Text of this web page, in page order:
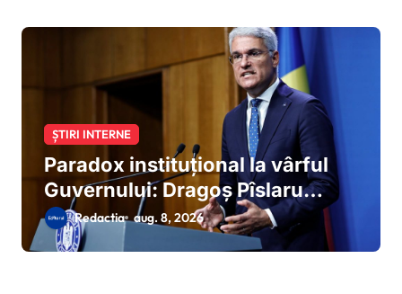
ȘTIRI INTERNE
Paradox instituțional la vârful
Guvernului: Dragoș Pîslaru
solicită din postura de ministru
interimar al MIPE modificarea
Redactia aug. 8, 2026